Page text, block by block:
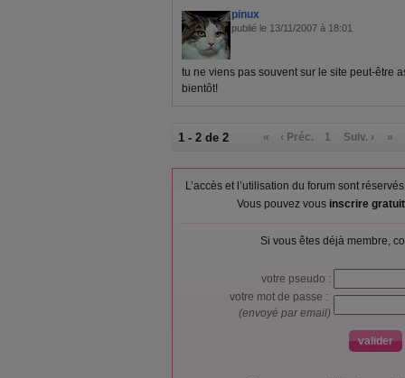
pinux
publié le 13/11/2007 à 18:01
tu ne viens pas souvent sur le site peut-être
bientôt!
1 - 2 de 2 « ‹ Préc. 1 Suiv. › »
L’accès et l’utilisation du forum sont
Vous pouvez vous inscrire
Si vous êtes déjà membre,
votre pseudo :
votre mot de passe :
(envoyé par email)